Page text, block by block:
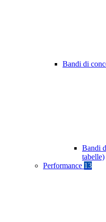
Bandi di
Bandi
tabelle)
Performance 13